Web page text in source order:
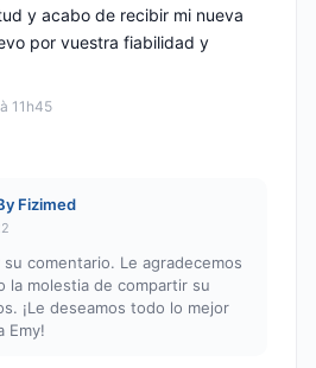
11h45
y acabo de recibir mi nueva
por vuestra fiabilidad y
Fizimed
comentario. Le agradecemos
la molestia de compartir su
¡Le deseamos todo lo mejor
Emy!